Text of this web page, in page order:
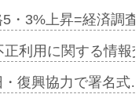
・3%上昇=経済調
利用に関する情
・復興協力で署名